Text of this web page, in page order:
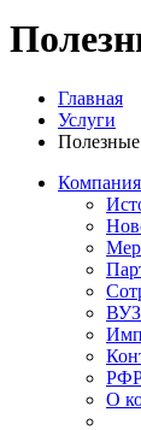
Главная
Услуги
Компания
О